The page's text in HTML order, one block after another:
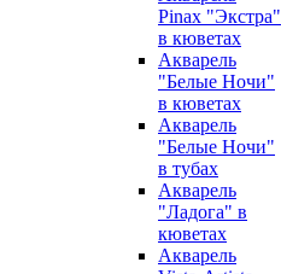
Pinax "Экстра"
в кюветах
Акварель
"Белые Ночи"
в кюветах
Акварель
"Белые Ночи"
в тубах
Акварель
"Ладога" в
кюветах
Акварель